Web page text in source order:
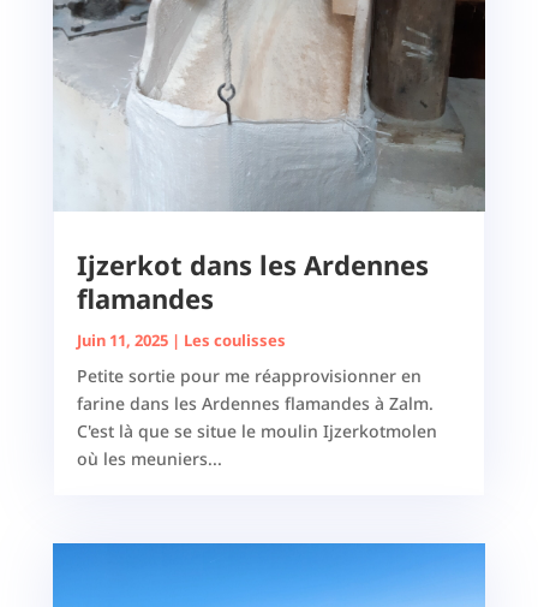
Ijzerkot dans les Ardennes
flamandes
Juin 11, 2025| Les coulisses
Petite sortie pour me réapprovisionner en
farine dans les Ardennes flamandes à Zalm.
C'est là que se situe le moulin Ijzerkotmolen
où les meuniers...